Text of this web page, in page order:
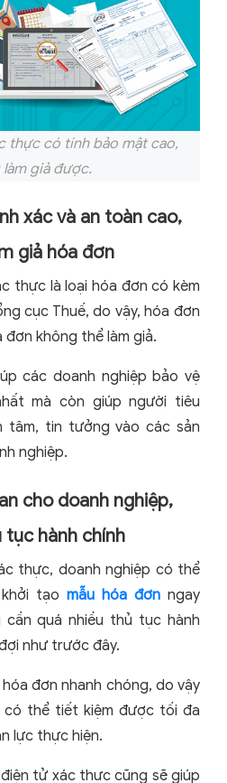
thực có tính bảo mật cao,
giả được.
xác và an toàn cao,
giả hóa đơn
thực là loại hóa đơn có kèm
cục Thuế, do vậy, hóa đơn
không thể làm giả.
các doanh nghiệp bảo vệ
mà còn giúp người tiêu
tâm, tin tưởng vào các sản
nghiệp.
cho doanh nghiệp,
hành chính
thực, doanh nghiệp có thể
tạo mẫu hóa đơn ngay
quá nhiều thủ tục hành
như trước đây.
đơn nhanh chóng, do vậy
thể tiết kiệm được tối đa
lực thực hiện.
tử xác thực cũng sẽ giúp